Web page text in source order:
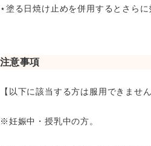
⋆塗る日焼け止めを併用するとさらに
注意事項
【以下に該当する方は服用できません
※妊娠中・授乳中の方。